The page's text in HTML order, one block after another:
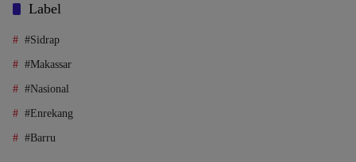
Label
#Sidrap
#Makassar
#Nasional
#Enrekang
#Barru